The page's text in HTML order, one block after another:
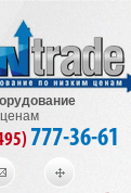
777-36-61